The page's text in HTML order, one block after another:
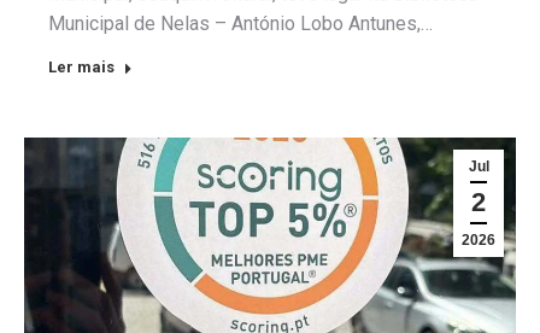
Municipal de Nelas – António Lobo Antunes,…
Ler mais
Jul
2
2026